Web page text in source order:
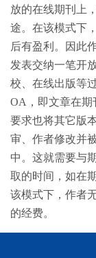
放的在线期刊上
途。在该模式下
后有盈利。因此
发表交纳一笔开
校、在线出版等
OA，即文章在期
要求也将其它版
审、作者修改并
中。这就需要与
取的时间，如在
该模式下，作者
的经费。